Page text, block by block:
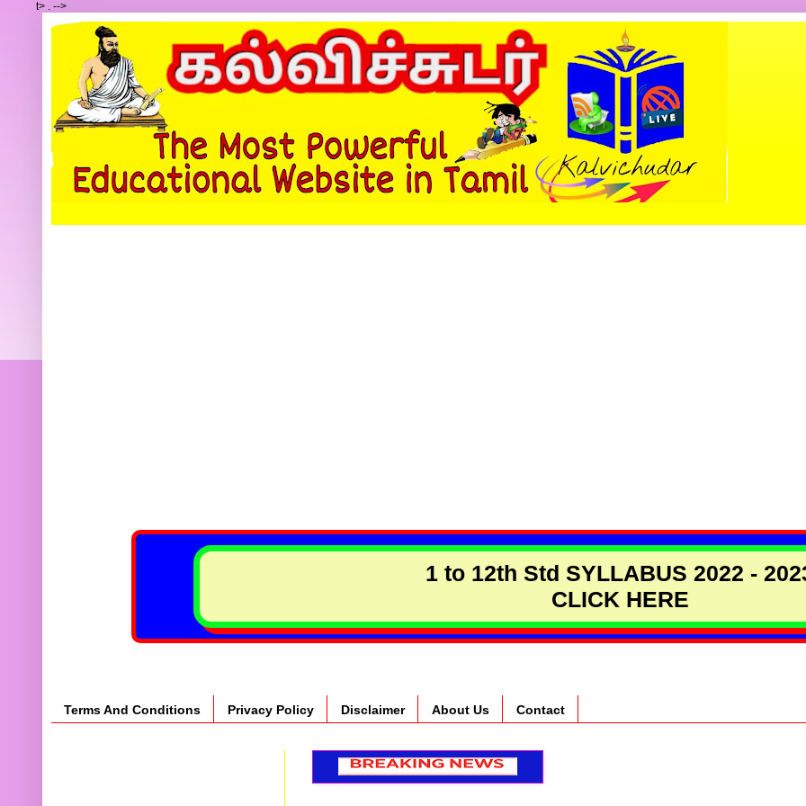
t> . -->
1 to 12th Std SYLLABUS 2022 -
CLICK HERE
Terms And Conditions Privacy Policy Disclaimer About Us Contact